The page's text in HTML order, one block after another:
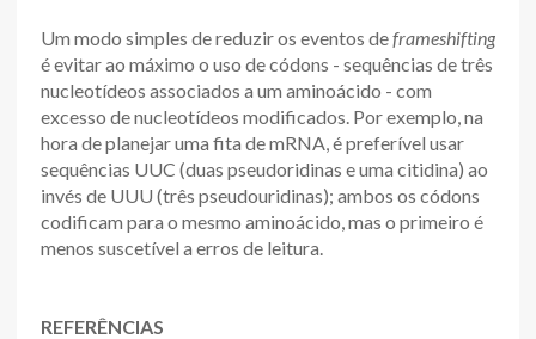
Um modo simples de reduzir os eventos deframeshifting
é evitar ao máximo o uso de códons - sequências de três
nucleotídeos associados a um aminoácido - com
excesso de nucleotídeos modificados. Por exemplo, na
hora de planejar uma fita de mRNA, é preferível usar
sequências UUC (duas pseudoridinas e uma citidina) ao
invés de UUU (três pseudouridinas); ambos os códons
codificam para o mesmo aminoácido, mas o primeiro é
menos suscetível a erros de leitura.
REFERÊNCIAS